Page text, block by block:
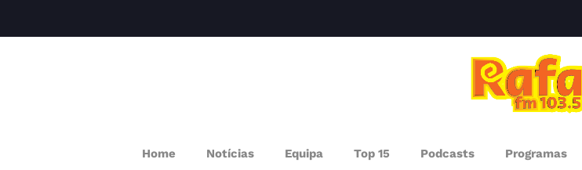
Home Notícias Equipa Top 15 Podcasts Programas